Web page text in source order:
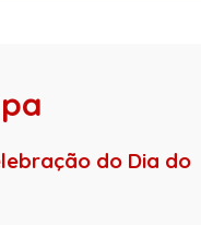
do Dia do